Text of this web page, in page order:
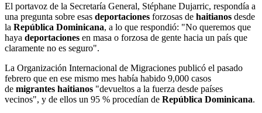
El portavoz de la Secretaría General, Stéphane Dujarric, respondía a
una pregunta sobre esas deportaciones forzosas de haitianos desde
la República Dominicana, a lo que respondió: "No queremos que
haya deportaciones en masa o forzosa de gente hacia un país que
claramente no es seguro".
La Organización Internacional de Migraciones publicó el pasado
febrero que en ese mismo mes había habido 9,000 casos
de migrantes haitianos "devueltos a la fuerza desde países
vecinos", y de ellos un 95 % procedían de República Dominicana.